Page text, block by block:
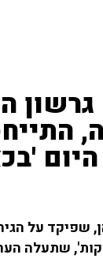
גרשון
'בכאן
שפיקד על
שתעלה הערב